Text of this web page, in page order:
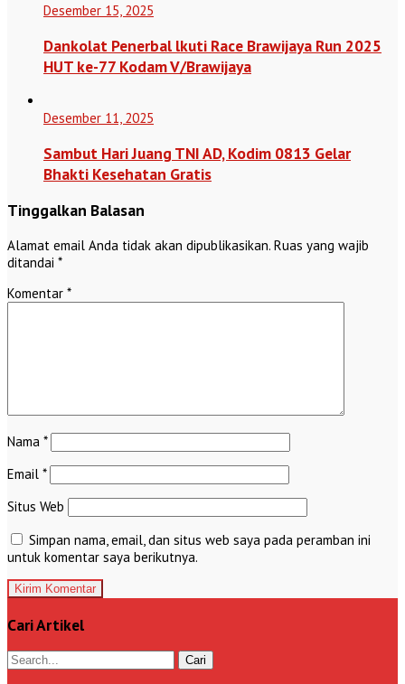
Desember 15, 2025
Dankolat Penerbal lkuti Race Brawijaya Run 2025
HUT ke-77 Kodam V/Brawijaya
Desember 11, 2025
Sambut Hari Juang TNI AD, Kodim 0813 Gelar
Bhakti Kesehatan Gratis
Tinggalkan Balasan
Alamat email Anda tidak akan dipublikasikan. Ruas yang wajib
ditandai *
Komentar *
Nama *
Email *
Situs Web
Simpan nama, email, dan situs web saya pada peramban ini
untuk komentar saya berikutnya.
Cari Artikel